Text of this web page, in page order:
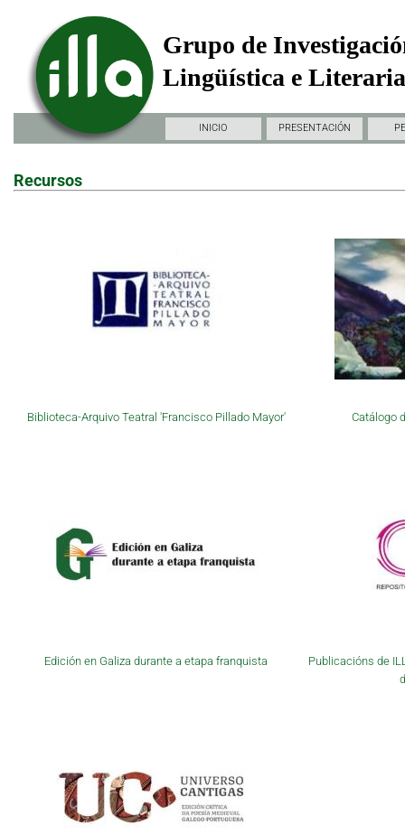
Grupo de
Lingüística e
INICIO PRESENTACIÓN
Recursos
Biblioteca-Arquivo Teatral 'Francisco Pillado Mayor' Catálogo
Edición en Galiza durante a etapa franquista
Publicacións de